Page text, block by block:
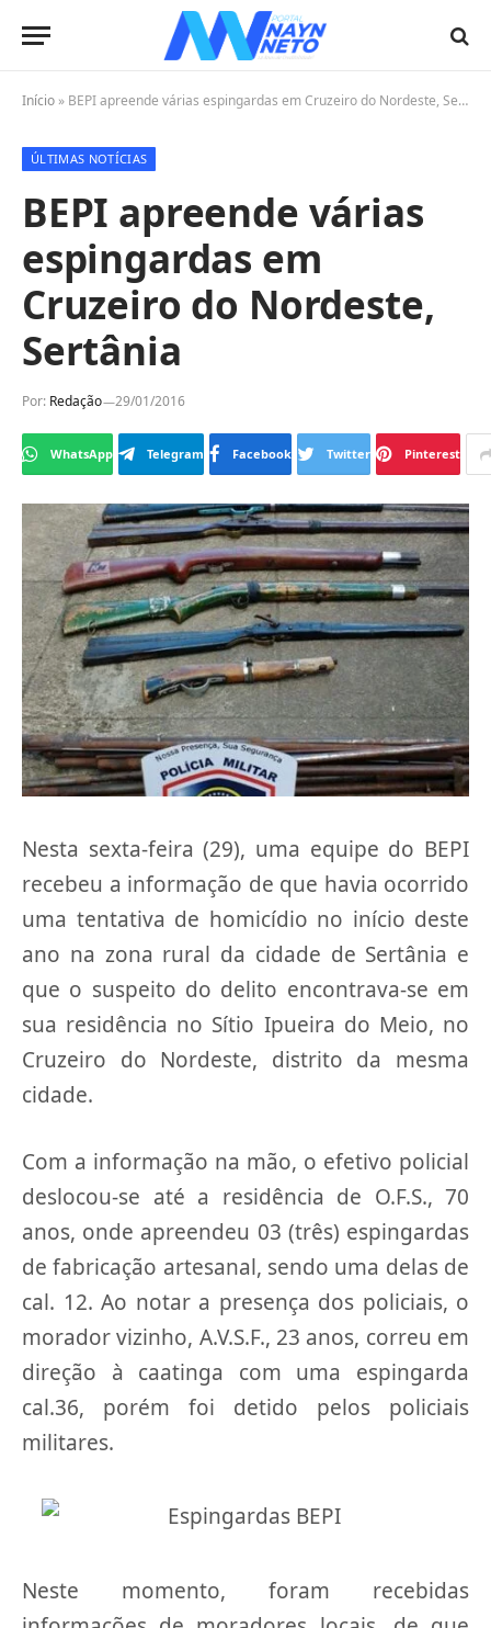
Início » BEPI apreende várias espingardas em Cruzeiro do Nordeste, Sertânia
ÚLTIMAS NOTÍCIAS
BEPI apreende várias
espingardas em
Cruzeiro do Nordeste,
Sertânia
Por: Redação 29/01/2016
WhatsApp Telegram Facebook Twitter Pinterest
Nesta sexta-feira (29), uma equipe do BEPI
recebeu a informação de que havia ocorrido
uma tentativa de homicídio no início deste
ano na zona rural da cidade de Sertânia e
que o suspeito do delito encontrava-se em
sua residência no Sítio Ipueira do Meio, no
Cruzeiro do Nordeste, distrito da mesma
cidade.
Com a informação na mão, o efetivo policial
deslocou-se até a residência de O.F.S., 70
anos, onde apreendeu 03 (três) espingardas
de fabricação artesanal, sendo uma delas de
cal. 12. Ao notar a presença dos policiais, o
morador vizinho, A.V.S.F., 23 anos, correu em
direção à caatinga com uma espingarda
cal.36, porém foi detido pelos policiais
militares.
Neste momento, foram recebidas